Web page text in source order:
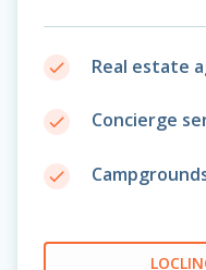
done Real estate
done Concierge
done